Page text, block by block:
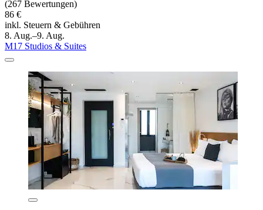
(267 Bewertungen)
86 €
inkl. Steuern & Gebühren
8. Aug.–9. Aug.
M17 Studios & Suites